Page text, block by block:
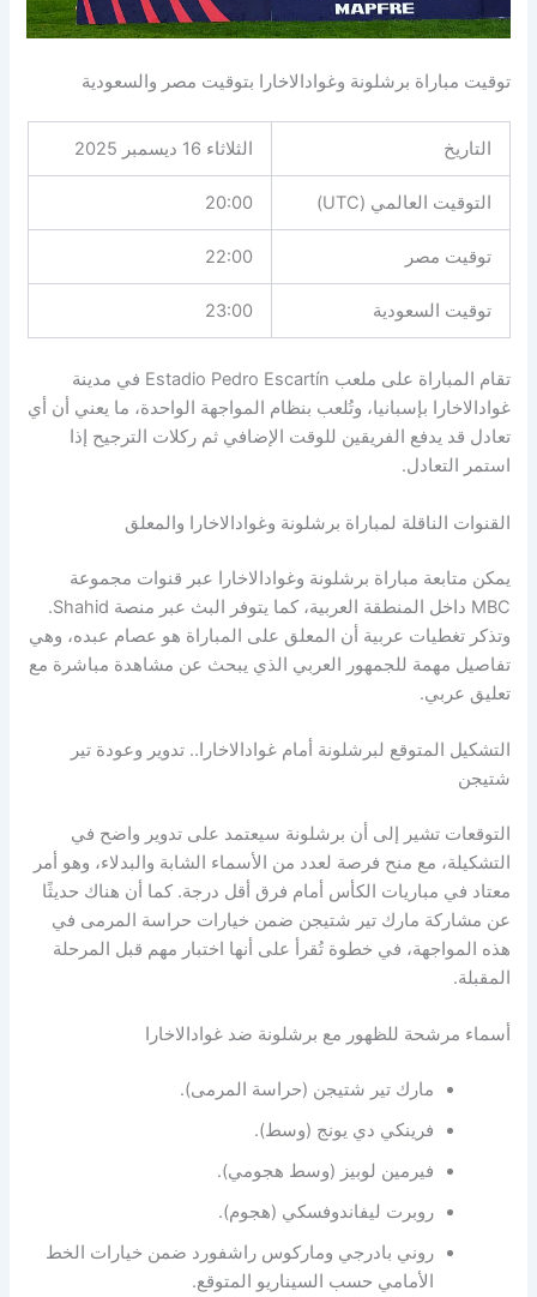
توقيت مباراة برشلونة وغوادالاخارا بتوقيت مصر والسعودية
التاريخ الثلاثاء 16 ديسمبر 2025
التوقيت العالمي (UTC) 20:00
توقيت مصر 22:00
توقيت السعودية 23:00
تقام المباراة على ملعب Estadio Pedro Escartín في مدينة
غوادالاخارا بإسبانيا، وتُلعب بنظام المواجهة الواحدة، ما يعني أن أي
تعادل قد يدفع الفريقين للوقت الإضافي ثم ركلات الترجيح إذا
استمر التعادل.
القنوات الناقلة لمباراة برشلونة وغوادالاخارا والمعلق
يمكن متابعة مباراة برشلونة وغوادالاخارا عبر قنوات مجموعة
MBC داخل المنطقة العربية، كما يتوفر البث عبر منصة Shahid.
وتذكر تغطيات عربية أن المعلق على المباراة هو عصام عبده، وهي
تفاصيل مهمة للجمهور العربي الذي يبحث عن مشاهدة مباشرة مع
تعليق عربي.
التشكيل المتوقع لبرشلونة أمام غوادالاخارا.. تدوير وعودة تير
شتيجن
التوقعات تشير إلى أن برشلونة سيعتمد على تدوير واضح في
التشكيلة، مع منح فرصة لعدد من الأسماء الشابة والبدلاء، وهو أمر
معتاد في مباريات الكأس أمام فرق أقل درجة. كما أن هناك حديثًا
عن مشاركة مارك تير شتيجن ضمن خيارات حراسة المرمى في
هذه المواجهة، في خطوة تُقرأ على أنها اختبار مهم قبل المرحلة
المقبلة.
أسماء مرشحة للظهور مع برشلونة ضد غوادالاخارا
مارك تير شتيجن (حراسة المرمى).
فرينكي دي يونج (وسط).
فيرمين لوبيز (وسط هجومي).
روبرت ليفاندوفسكي (هجوم).
روني بادرجي وماركوس راشفورد ضمن خيارات الخط
الأمامي حسب السيناريو المتوقع.